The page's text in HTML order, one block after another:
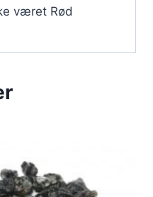
været Rød